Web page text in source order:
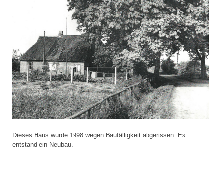
Dieses Haus wurde 1998 wegen Baufälligkeit abgerissen. Es
entstand ein Neubau.